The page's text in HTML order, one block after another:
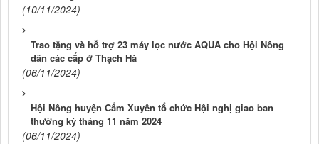
(10/11/2024)
Trao tặng và hỗ trợ 23 máy lọc nước AQUA cho Hội Nông
dân các cấp ở Thạch Hà
(06/11/2024)
Hội Nông huyện Cẩm Xuyên tổ chức Hội nghị giao ban
thường kỳ tháng 11 năm 2024
(06/11/2024)